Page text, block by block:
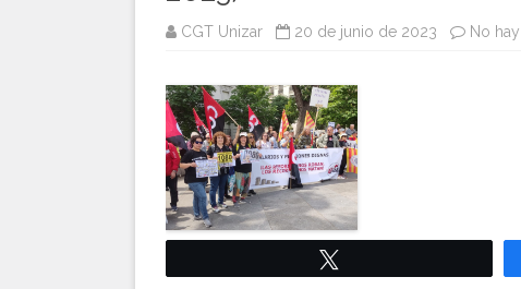
CGT Unizar 20 de junio de 2023 No